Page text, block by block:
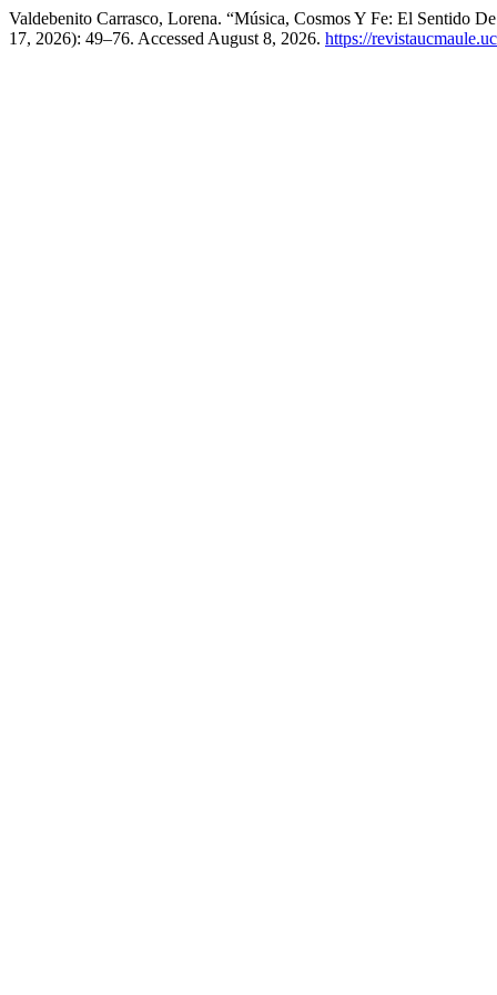
Valdebenito Carrasco, Lorena. “Música, Cosmos Y Fe: El Sentido
17, 2026): 49–76. Accessed August 8, 2026. https://